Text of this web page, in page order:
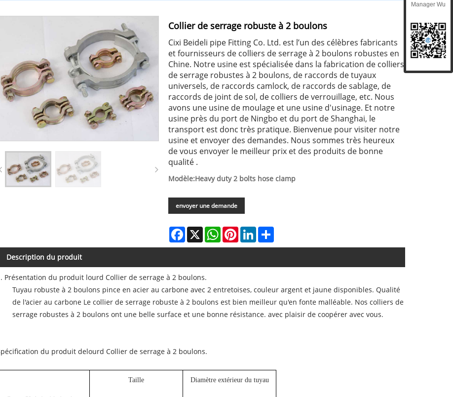
Collier de serrage robuste à 2 boulons
Cixi Beideli pipe Fitting Co. Ltd. est l’un des célèbres fabricants
et fournisseurs de colliers de serrage à 2 boulons robustes en
Chine. Notre usine est spécialisée dans la fabrication de colliers
de serrage robustes à 2 boulons, de raccords de tuyaux
universels, de raccords camlock, de raccords de sablage, de
raccords de joint de sol, de colliers de verrouillage, etc. Nous
avons une usine de moulage et une usine d'usinage. Et notre
usine près du port de Ningbo et du port de Shanghai, le
transport est donc très pratique. Bienvenue pour visiter notre
usine et envoyer des demandes. Nous sommes très heureux
de vous envoyer le meilleur prix et des produits de bonne
qualité .
Modèle:Heavy duty 2 bolts hose clamp
envoyer une demande
Facebook
X WhatsAppPinterestLinkedInShare
Description du produit
Présentation du produit lourd Collier de serrage à 2 boulons.
Tuyau robuste à 2 boulons pince en acier au carbone avec 2 entretoises, couleur argent et jaune disponibles. Qualité
de l'acier au carbone Le collier de serrage robuste à 2 boulons est bien meilleur qu'en fonte malléable. Nos colliers de
serrage robustes à 2 boulons ont une belle surface et une bonne résistance. avec plaisir de coopérer avec vous.
du produit delourd Collier de serrage à 2 boulons.
Taille Diamètre extérieur du tuyau
Manager Wu